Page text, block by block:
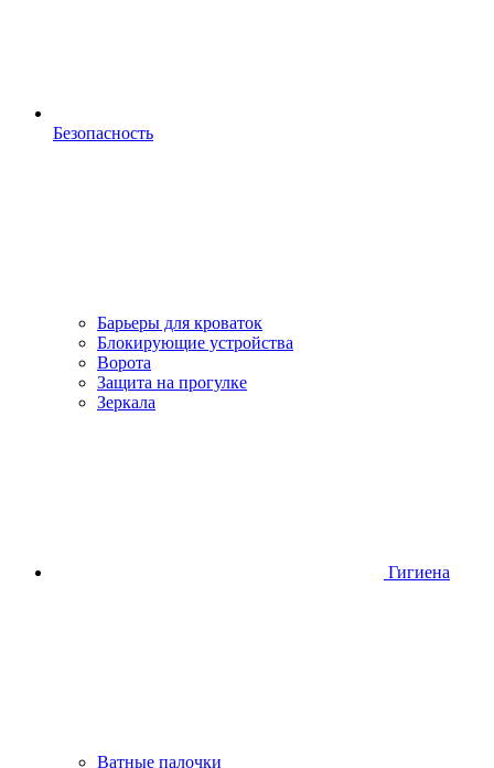
Безопасность
Барьеры для кроваток
Блокирующие устройства
Ворота
Защита на прогулке
Зеркала
Гигиена
Ватные палочки